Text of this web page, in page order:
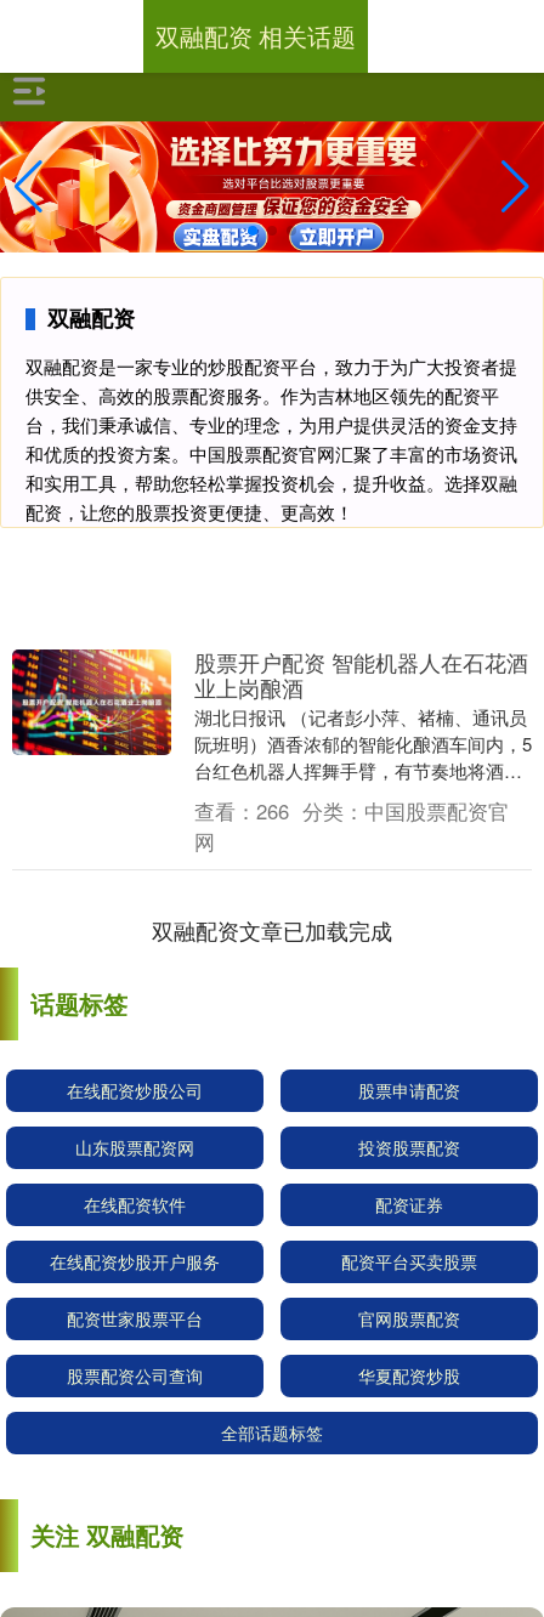
双融配资
双融配资是一家专业的炒股配资平台，致力于为广大投资者提
供安全、高效的股票配资服务。作为吉林地区领先的配资平
台，我们秉承诚信、专业的理念，为用户提供灵活的资金支持
和优质的投资方案。中国股票配资官网汇聚了丰富的市场资讯
和实用工具，帮助您轻松掌握投资机会，提升收益。选择双融
配资，让您的股票投资更便捷、更高效！
双融配资 相关话题
股票开户配资 智能机器人在石花酒
业上岗酿酒
湖北日报讯 （记者彭小萍、褚楠、通讯员
阮班明）酒香浓郁的智能化酿酒车间内，5
台红色机器人挥舞手臂，有节奏地将酒醅
精准铺入甑锅里；实时更新的“石花慧酿
云”平台大屏....
查看： 266 分类： 中国股票配资官
网
双融配资文章已加载完成
话题标签
在线配资炒股公司 股票申请配资
山东股票配资网 投资股票配资
在线配资软件 配资证券
在线配资炒股开户服务 配资平台买卖股票
配资世家股票平台 官网股票配资
股票配资公司查询 华夏配资炒股
全部话题标签
关注 双融配资